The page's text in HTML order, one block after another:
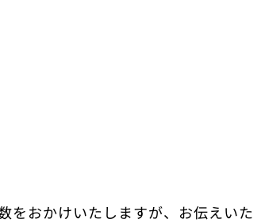
をおかけいたしますが、お伝えいた